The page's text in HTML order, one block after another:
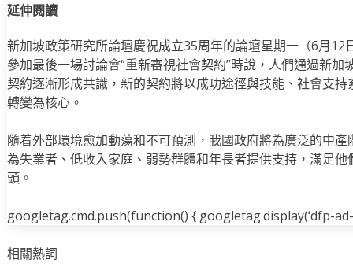
延伸閱讀
新加坡政策研究所論壇慶祝成立35周年的論壇星期一（6月12
參加最後一場討論會“重新審視社會契約”時說，人們通過新
契約逐漸形成共識，新的契約將以成功途徑與技能、社會支
轉變為核心。
隨着外部環境愈加動蕩和不可預測，我國政府將為廣泛的中
為失業者、低收入家庭、弱勢群體和年長者提供支持，滿足
頭。
googletag.cmd.push(function() { googletag.display(‘dfp-ad-
相關熱詞